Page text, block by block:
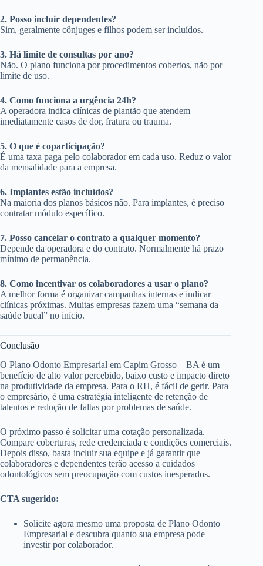
2. Posso incluir dependentes?
Sim, geralmente cônjuges e filhos podem ser incluídos.
3. Há limite de consultas por ano?
Não. O plano funciona por procedimentos cobertos, não por
limite de uso.
4. Como funciona a urgência 24h?
A operadora indica clínicas de plantão que atendem
imediatamente casos de dor, fratura ou trauma.
5. O que é coparticipação?
É uma taxa paga pelo colaborador em cada uso. Reduz o valor
da mensalidade para a empresa.
6. Implantes estão incluídos?
Na maioria dos planos básicos não. Para implantes, é preciso
contratar módulo específico.
7. Posso cancelar o contrato a qualquer momento?
Depende da operadora e do contrato. Normalmente há prazo
mínimo de permanência.
8. Como incentivar os colaboradores a usar o plano?
A melhor forma é organizar campanhas internas e indicar
clínicas próximas. Muitas empresas fazem uma “semana da
saúde bucal” no início.
Conclusão
O Plano Odonto Empresarial em Capim Grosso – BA é um
benefício de alto valor percebido, baixo custo e impacto direto
na produtividade da empresa. Para o RH, é fácil de gerir. Para
o empresário, é uma estratégia inteligente de retenção de
talentos e redução de faltas por problemas de saúde.
O próximo passo é solicitar uma cotação personalizada.
Compare coberturas, rede credenciada e condições comerciais.
Depois disso, basta incluir sua equipe e já garantir que
colaboradores e dependentes terão acesso a cuidados
odontológicos sem preocupação com custos inesperados.
CTA sugerido:
Solicite agora mesmo uma proposta de Plano Odonto
Empresarial e descubra quanto sua empresa pode
investir por colaborador.